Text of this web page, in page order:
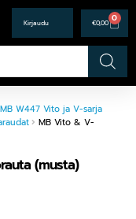
€0,00 0
MB W447 Vito ja V-sarja
MB Vito & V-
(musta)